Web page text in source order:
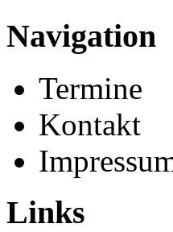
Navigation
Termine
Kontakt
Links